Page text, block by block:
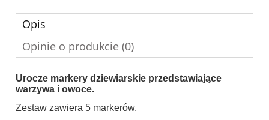
Opis
Opinie o produkcie (0)
Urocze markery dziewiarskie przedstawiające
warzywa i owoce.
Zestaw zawiera 5 markerów.